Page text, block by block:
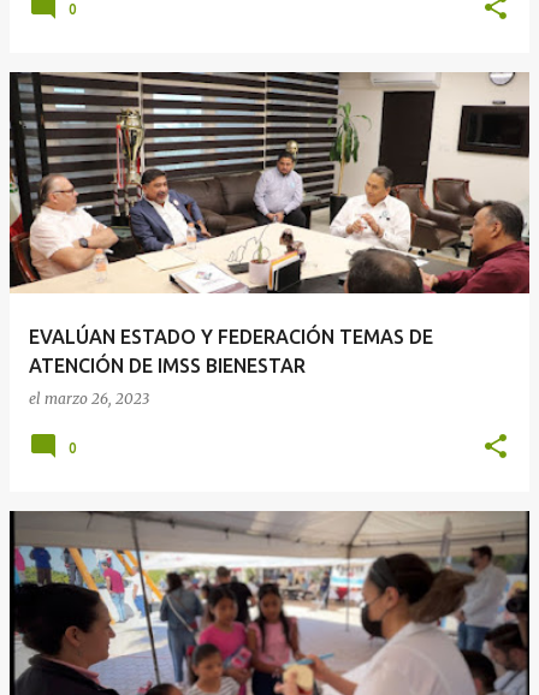
0
EVALÚAN ESTADO Y FEDERACIÓN TEMAS DE
ATENCIÓN DE IMSS BIENESTAR
el marzo 26, 2023
0